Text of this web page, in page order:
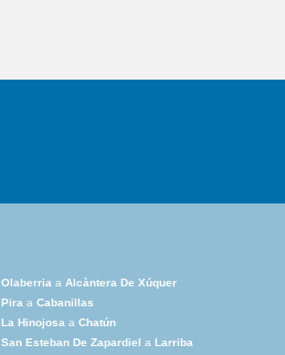
Olaberria a Alcàntera De Xúquer
Pira a Cabanillas
La Hinojosa a Chatún
San Esteban De Zapardiel a Larriba